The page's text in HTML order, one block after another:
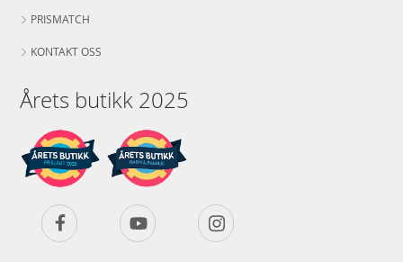
PRISMATCH
KONTAKT OSS
Årets butikk 2025